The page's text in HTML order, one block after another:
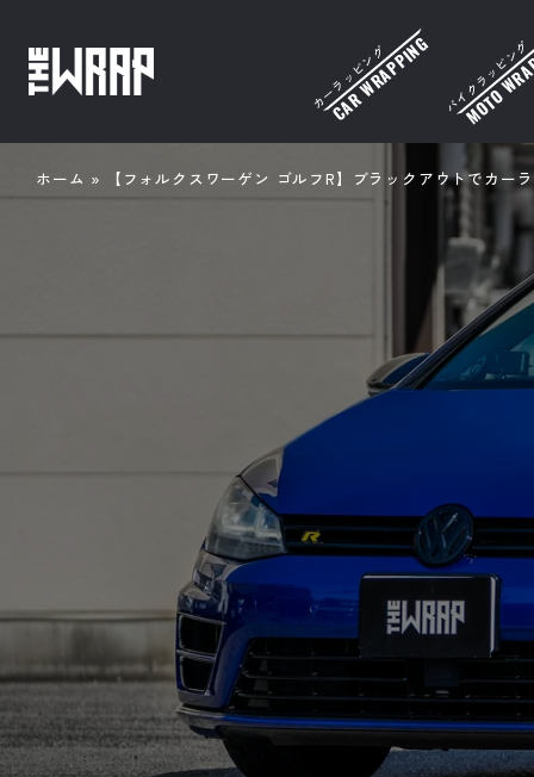
カーラッピング バイクラッピング
ホーム » 【フォルクスワーゲン ゴルフR】ブラックアウトでカー